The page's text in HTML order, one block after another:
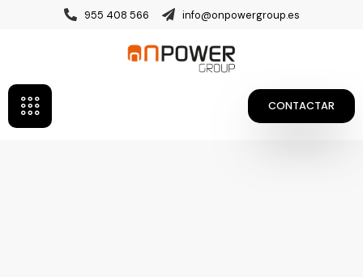
955 408 566 info@onpowergroup.es
CONTACTAR